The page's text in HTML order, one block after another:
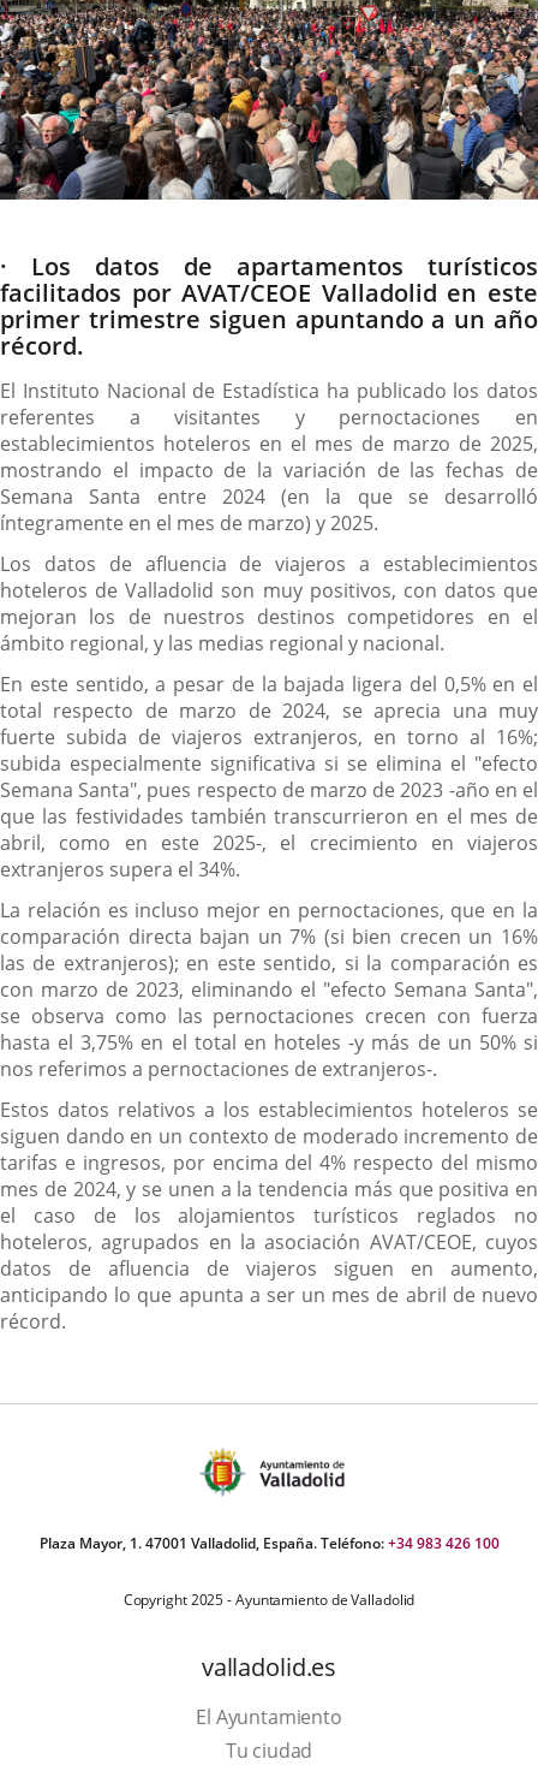
Descripción
· Los datos de apartamentos turísticos
facilitados por AVAT/CEOE Valladolid en este
primer trimestre siguen apuntando a un año
récord.
El Instituto Nacional de Estadística ha publicado los datos
referentes a visitantes y pernoctaciones en
establecimientos hoteleros en el mes de marzo de 2025,
mostrando el impacto de la variación de las fechas de
Semana Santa entre 2024 (en la que se desarrolló
íntegramente en el mes de marzo) y 2025.
Los datos de afluencia de viajeros a establecimientos
hoteleros de Valladolid son muy positivos, con datos que
mejoran los de nuestros destinos competidores en el
ámbito regional, y las medias regional y nacional.
En este sentido, a pesar de la bajada ligera del 0,5% en el
total respecto de marzo de 2024, se aprecia una muy
fuerte subida de viajeros extranjeros, en torno al 16%;
subida especialmente significativa si se elimina el "efecto
Semana Santa", pues respecto de marzo de 2023 -año en el
que las festividades también transcurrieron en el mes de
abril, como en este 2025-, el crecimiento en viajeros
extranjeros supera el 34%.
La relación es incluso mejor en pernoctaciones, que en la
comparación directa bajan un 7% (si bien crecen un 16%
las de extranjeros); en este sentido, si la comparación es
con marzo de 2023, eliminando el "efecto Semana Santa",
se observa como las pernoctaciones crecen con fuerza
hasta el 3,75% en el total en hoteles -y más de un 50% si
nos referimos a pernoctaciones de extranjeros-.
Estos datos relativos a los establecimientos hoteleros se
siguen dando en un contexto de moderado incremento de
tarifas e ingresos, por encima del 4% respecto del mismo
mes de 2024, y se unen a la tendencia más que positiva en
el caso de los alojamientos turísticos reglados no
hoteleros, agrupados en la asociación AVAT/CEOE, cuyos
datos de afluencia de viajeros siguen en aumento,
anticipando lo que apunta a ser un mes de abril de nuevo
récord.
Plaza Mayor, 1. 47001 Valladolid, España. Teléfono:+34 983 426 100
Copyright 2025 - Ayuntamiento de Valladolid
valladolid.es
El Ayuntamiento
Tu ciudad